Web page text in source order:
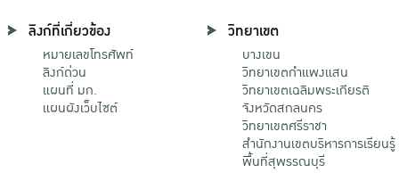
ลิงก์ที่เกี่ยวข้อง
หมายเลขโทรศัพท์
ลิงก์ด่วน
แผนที่ มก.
แผนผังเว็บไซต์
วิทยาเขต
บางเขน
วิทยาเขตกําแพงแสน
วิทยาเขตเฉลิมพระเกียรติ
จังหวัดสกลนคร
วิทยาเขตศรีราชา
สำนักงานเขตบริหารการเรียนรู้
พื้นที่สุพรรณบุรี